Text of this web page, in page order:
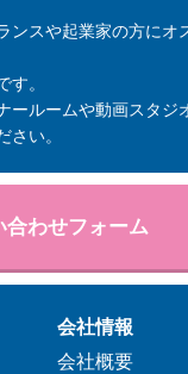
スや起業家の方にオ
。
ルームや動画スタジ
い。
合わせフォーム
会社情報
会社概要